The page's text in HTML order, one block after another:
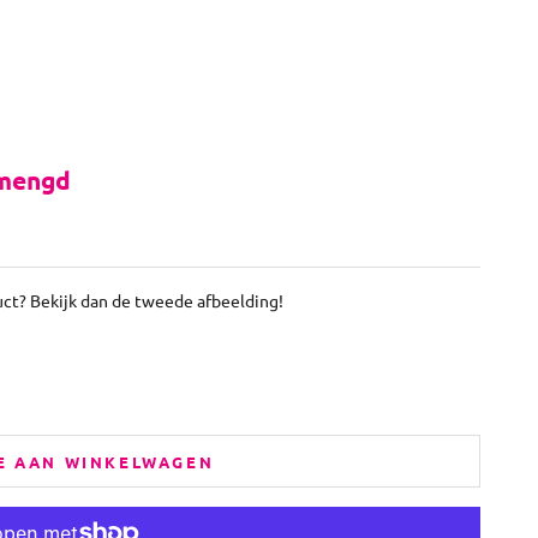
Bekijk dan de tweede afbeelding!
AAN WINKELWAGEN